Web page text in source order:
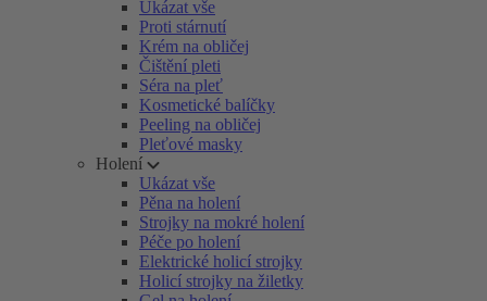
Ukázat vše
Proti stárnutí
Krém na obličej
Čištění pleti
Séra na pleť
Kosmetické balíčky
Peeling na obličej
Pleťové masky
Holení
Ukázat vše
Pěna na holení
Strojky na mokré holení
Péče po holení
Elektrické holicí strojky
Holicí strojky na žiletky